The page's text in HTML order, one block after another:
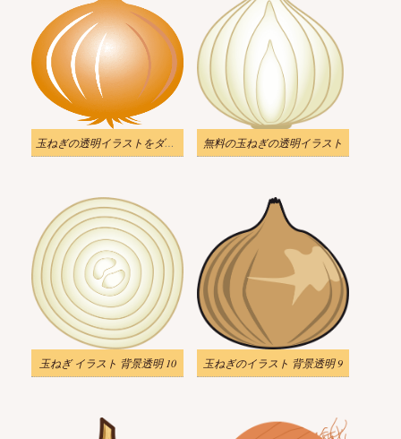
玉ねぎの透明イラストをダウンロード 無料の玉ねぎの透明イラスト
玉ねぎ イラスト 背景透明 10 玉ねぎのイラスト 背景透明 9